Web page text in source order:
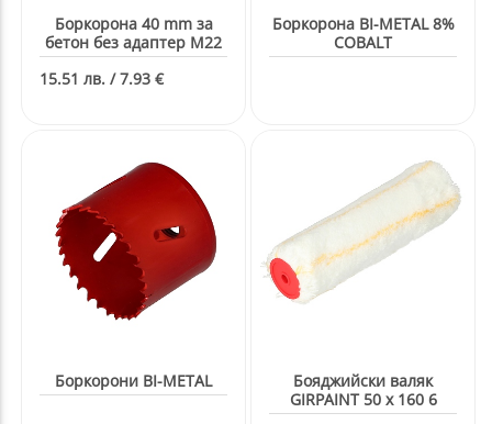
Боркорона 40 mm за
бетон без адаптер M22
15.51 лв. / 7.93 €
Боркорона BI-METAL 8%
COBALT
Боркорони BI-METAL
Бояджийски валяк
GIRPAINT 50 x 160 6